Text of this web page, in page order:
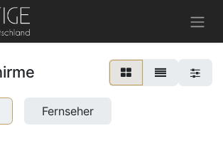
Fernseher